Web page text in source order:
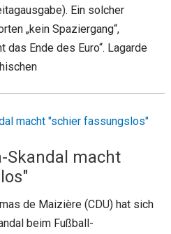
Ein solcher
„kein Spaziergang“,
das Ende des Euro“. Lagarde
Skandal macht
de Maizière (CDU) hat sich
beim Fußball-